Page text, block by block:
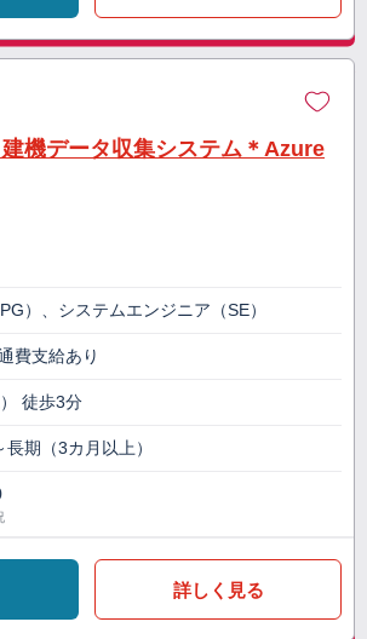
建機データ収集システム＊Azure
）、システムエンジニア（SE）
費支給あり
徒歩3分
期（3カ月以上）
詳しく見る